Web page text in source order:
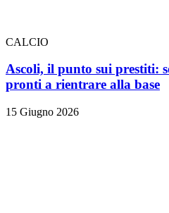
CALCIO
Ascoli, il punto sui prestiti:
pronti a rientrare alla base
15 Giugno 2026